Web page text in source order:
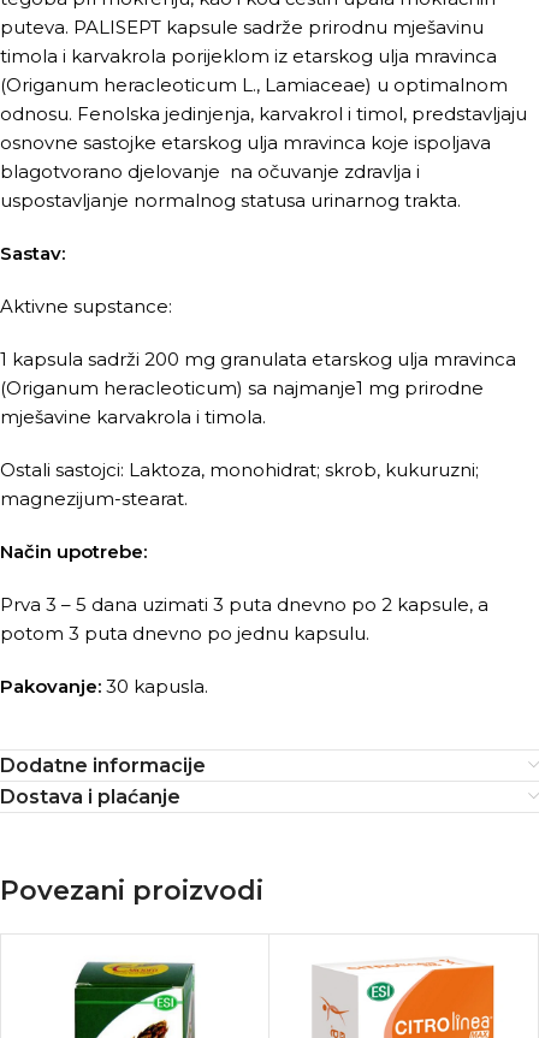
puteva. PALISEPT kapsule sadrže prirodnu mješavinu
timola i karvakrola porijeklom iz etarskog ulja mravinca
(Origanum heracleoticum L., Lamiaceae) u optimalnom
odnosu. Fenolska jedinjenja, karvakrol i timol, predstavljaju
osnovne sastojke etarskog ulja mravinca koje ispoljava
blagotvorano djelovanje na očuvanje zdravlja i
uspostavljanje normalnog statusa urinarnog trakta.
Sastav:
Aktivne supstance:
1 kapsula sadrži 200 mg granulata etarskog ulja mravinca
(Origanum heracleoticum) sa najmanje1 mg prirodne
mješavine karvakrola i timola.
Ostali sastojci: Laktoza, monohidrat; skrob, kukuruzni;
magnezijum-stearat.
Način upotrebe:
Prva 3 – 5 dana uzimati 3 puta dnevno po 2 kapsule, a
potom 3 puta dnevno po jednu kapsulu.
Pakovanje: 30 kapusla.
Dodatne informacije
Dostava i plaćanje
Povezani proizvodi